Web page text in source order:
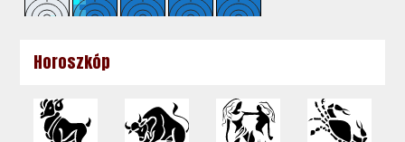
Horoszkóp